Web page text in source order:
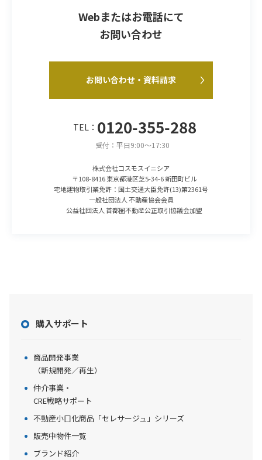
Webまたはお電話にて
お問い合わせ
お問い合わせ・資料請求
TEL： 0120-355-288
受付：平日9:00～17:30
株式会社コスモスイニシア
〒108-8416 東京都港区芝5-34-6 新田町ビル
宅地建物取引業免許：国土交通大臣免許(13)第2361号
一般社団法人 不動産協会会員
公益社団法人 首都圏不動産公正取引協議会加盟
購入サポート
商品開発事業
（新規開発／再生）
仲介事業・
CRE戦略サポート
不動産小口化商品「セレサージュ」シリーズ
販売中物件一覧
ブランド紹介